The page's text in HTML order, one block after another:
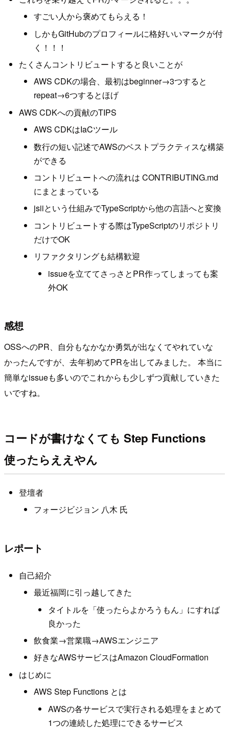
すごい人から褒めてもらえる！
しかもGitHubのプロフィールに格好いいマークが付
く！！！
たくさんコントリビュートすると良いことが
AWS CDKの場合、最初はbeginner→3つすると
repeat→6つするとほげ
AWS CDKへの貢献のTIPS
AWS CDKはIaCツール
数行の短い記述でAWSのベストプラクティスな構築
ができる
コントリビュートへの流れは CONTRIBUTING.md
にまとまっている
jsiiという仕組みでTypeScriptから他の言語へと変換
コントリビュートする際はTypeScriptのリポジトリ
だけでOK
リファクタリングも結構歓迎
issueを立ててさっさとPR作ってしまっても案
外OK
感想
OSSへのPR、自分もなかなか勇気が出なくてやれていな
かったんですが、去年初めてPRを出してみました。 本当に
簡単なissueも多いのでこれからも少しずつ貢献していきた
いですね。
コードが書けなくても Step Functions
使ったらええやん
登壇者
フォージビジョン 八木 氏
レポート
自己紹介
最近福岡に引っ越してきた
タイトルを「使ったらよかろうもん」にすれば
良かった
飲食業→営業職→AWSエンジニア
好きなAWSサービスはAmazon CloudFormation
はじめに
AWS Step Functions とは
AWSの各サービスで実行される処理をまとめて
1つの連続した処理にできるサービス